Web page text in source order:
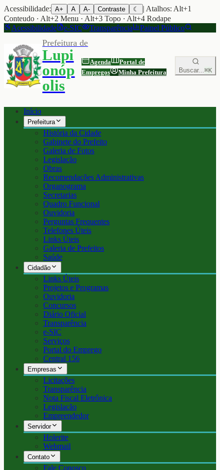
Acessibilidade: A+ A A- Contraste ☾
| Atalhos: Alt+1
Conteudo · Alt+2 Menu · Alt+3 Topo · Alt+4 Rodape
Acessibilidade
e-SIC Transparência Painel Público
Prefeitura de
Lupi
onóp
olis
Agenda
Portal de
Empregos
Minha Prefeitura Buscar...⌘K
Início
Prefeitura
História da Cidade
Gabinete do Prefeito
Galeria de Fotos
Legislação
Obras
Recomendações Administrativas
Organograma
Secretarias
Quadro Funcional
Ouvidoria
Perguntas Frequentes
Telefones Úteis
Links Úteis
Galeria de Prefeitos
Saúde
Cidadão
Links Úteis
Projetos e Programas
Ouvidoria
Concursos
Diário Oficial
Transparência
e-SIC
Serviços
Portal do Emprego
Central 156
Empresas
Licitações
Transparência
Nota Fiscal Eletrônica
Legislação
Empreendedor
Servidor
Holerite
Webmail
Contato
Fale Conosco